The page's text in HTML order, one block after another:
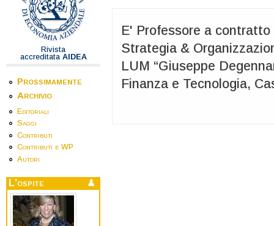
Rivista
accreditata AIDEA
Prossimamente
Archivio
Editoriali
Saggi
Contributi
Contributi e WP
Autori
L'ospite
E' Professore a
Strategia &
LUM “Giuseppe
Finanza e Tecnologia,